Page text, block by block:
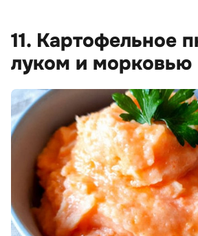
11. Картофельное
луком и морковью